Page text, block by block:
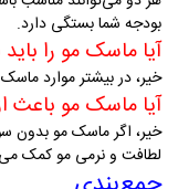
بودجه شما بستگی دارد.
آیا ماسک مو را
خیر، در بیشتر موارد
آیا ماسک مو باعث
خیر، اگر ماسک مو بدون
لطافت و نرمی مو کمک